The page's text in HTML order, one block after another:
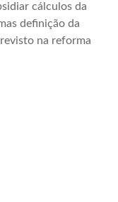
cálculos da
definição da
na reforma